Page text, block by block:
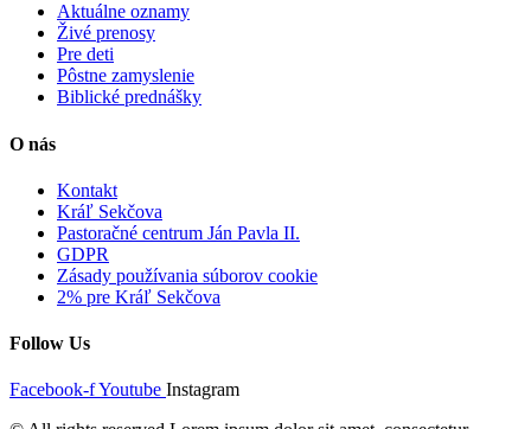
Aktuálne oznamy
Živé prenosy
Pre deti
Pôstne zamyslenie
Biblické prednášky
O nás
Kontakt
Kráľ Sekčova
Pastoračné centrum Ján Pavla II.
GDPR
Zásady používania súborov cookie
2% pre Kráľ Sekčova
Follow Us
Facebook-fYoutube Instagram